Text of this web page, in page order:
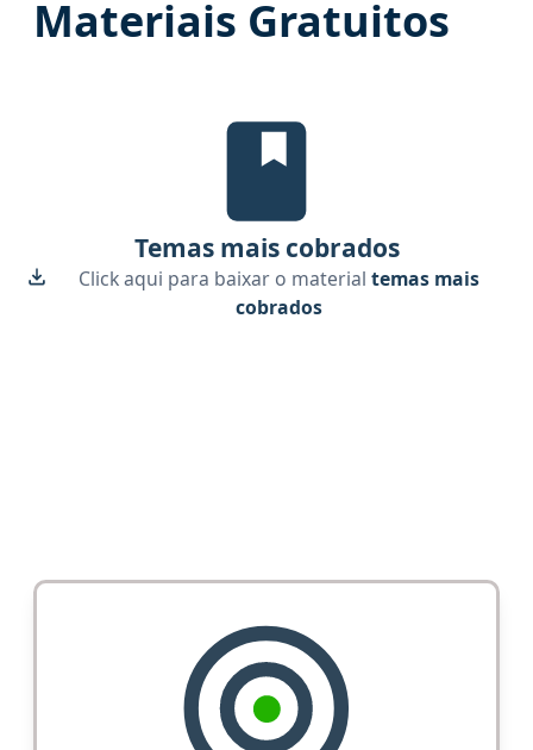
Materiais Gratuitos
Temas mais cobrados, material
Temas mais cobrados
Click aqui para baixar o material temas mais
cobrados